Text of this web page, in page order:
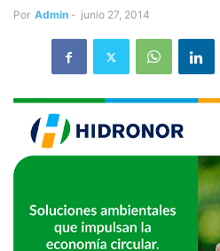
Por Admin - junio 27, 2014